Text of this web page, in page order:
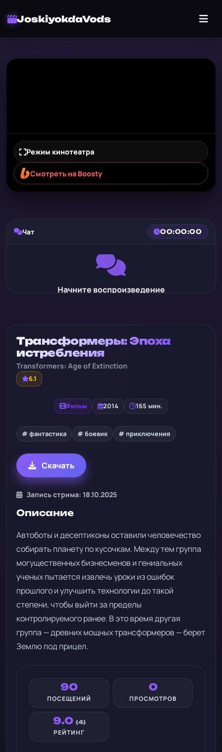
JoskiyokdaVods
Режим кинотеатра
Смотреть на Boosty
Чат 00:00:00
Начните воспроизведение
Трансформеры: Эпоха
истребления
Transformers: Age of Extinction
6.1
Фильм 2014 165 мин.
# фантастика # боевик # приключения
Скачать
Запись стрима: 18.10.2025
Описание
Автоботы и десептиконы оставили человечество
собирать планету по кусочкам. Между тем группа
могущественных бизнесменов и гениальных
ученых пытается извлечь уроки из ошибок
прошлого и улучшить технологии до такой
степени, чтобы выйти за пределы
контролируемого ранее. В это время другая
группа — древних мощных трансформеров — берет
Землю под прицел.
90
ПОСЕЩЕНИЙ
0
ПРОСМОТРОВ
9.0 (4)
РЕЙТИНГ